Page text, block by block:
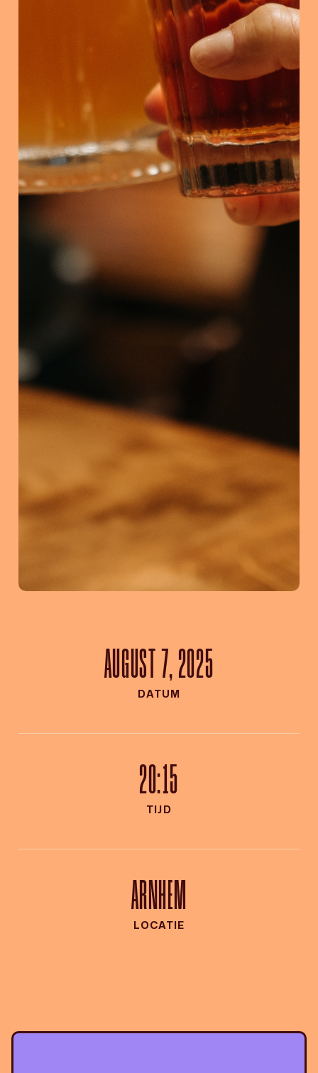
AUGUST 7, 2025
DATUM
20:15
TIJD
ARNHEM
LOCATIE